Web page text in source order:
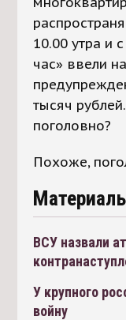
10.00 утра и
час» ввели
тысяч
поголовно?
Похоже,
ВСУ назвали
У крупного
войну